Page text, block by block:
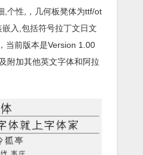
,个性,，几何板凳体为ttf/ot
入,包括符号拉丁文日文
当前版本是Version 1.00
附加其他英文字体和阿拉